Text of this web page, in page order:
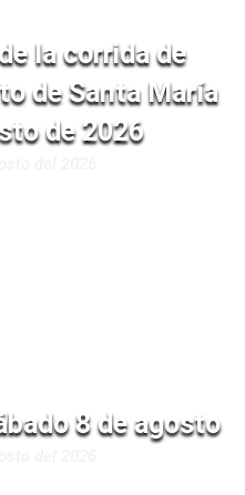
la corrida de
de Santa María
de 2026
8 de agosto